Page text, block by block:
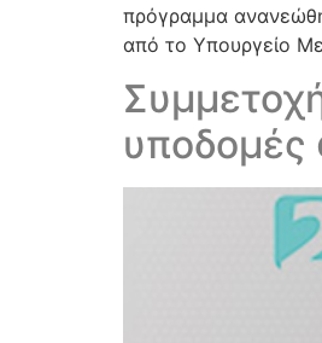
πρόγραμμα
από το Υπουργείο
υποδομές